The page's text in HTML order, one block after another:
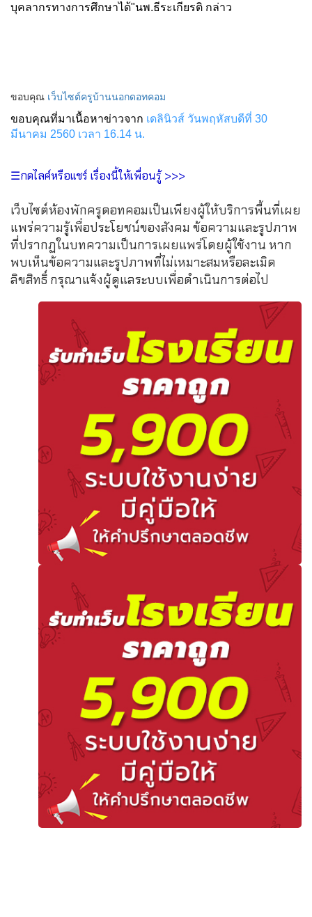
บุคลากรทางการศึกษาได้"นพ.ธีระเกียรติ กล่าว
ขอบคุณ เว็บไซต์ครูบ้านนอกดอทคอม
ขอบคุณที่มาเนื้อหาข่าวจาก เดลินิวส์ วันพฤหัสบดีที่ 30
มีนาคม 2560 เวลา 16.14 น.
☰กดไลค์หรือแชร์ เรื่องนี้ให้เพื่อนรู้ >>>
เว็บไซต์ห้องพักครูดอทคอมเป็นเพียงผู้ให้บริการพื้นที่เผย
แพร่ความรู้เพื่อประโยชน์ของสังคม ข้อความและรูปภาพ
ที่ปรากฏในบทความเป็นการเผยแพร่โดยผู้ใช้งาน หาก
พบเห็นข้อความและรูปภาพที่ไม่เหมาะสมหรือละเมิด
ลิขสิทธิ์ กรุณาแจ้งผู้ดูแลระบบเพื่อดำเนินการต่อไป